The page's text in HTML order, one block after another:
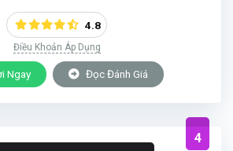
4.8
Điều Khoản Áp Dụng
Ngay Đọc Đánh Giá
4